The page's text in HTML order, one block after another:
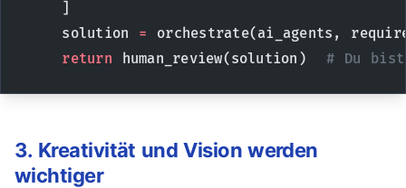
    ]
    solution
= orchestrate(ai_agents,
    return
human_review(solution) # Du
3. Kreativität und Vision werden
wichtiger